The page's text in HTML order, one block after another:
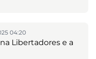
04:20
Libertadores e a